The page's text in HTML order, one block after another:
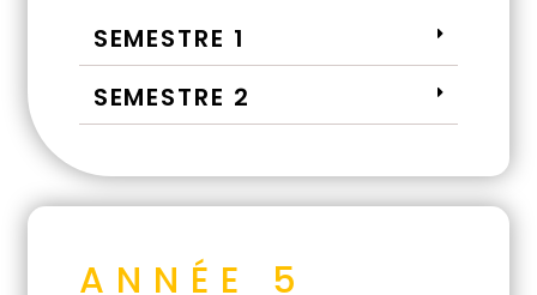
SEMESTRE 1
SEMESTRE 2
ANNÉE 5